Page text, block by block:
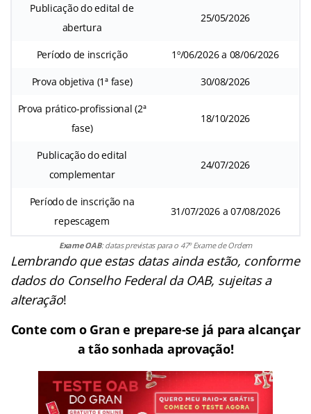
Publicação do edital de
abertura
25/05/2026
Período de inscrição 1º/06/2026 a 08/06/2026
Prova objetiva (1ª fase) 30/08/2026
Prova prático-profissional (2ª
fase)
18/10/2026
Publicação do edital
complementar
24/07/2026
Período de inscrição na
repescagem
31/07/2026 a 07/08/2026
Exame OAB: datas previstas para o 47º Exame de Ordem
Lembrando que estas datas ainda estão, conforme
dados do Conselho Federal da OAB, sujeitas a
alteração!
Conte com o Gran e prepare-se já para alcançar
a tão sonhada aprovação!